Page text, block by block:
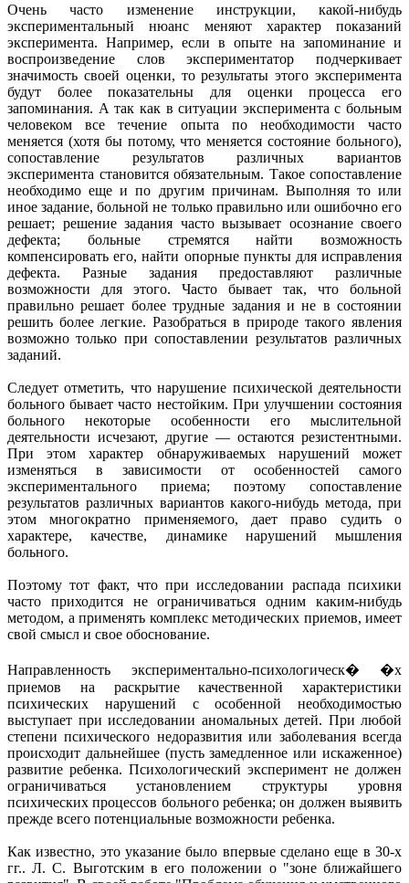
Очень часто изменение инструкции, какой-нибудь
экспериментальный нюанс меняют характер показаний
эксперимента. Например, если в опыте на запоминание и
воспроизведение слов экспериментатор подчеркивает
значимость своей оценки, то результаты этого эксперимента
будут более показательны для оценки процесса его
запоминания. А так как в ситуации эксперимента с больным
человеком все течение опыта по необходимости часто
меняется (хотя бы потому, что меняется состояние больного),
сопоставление результатов различных вариантов
эксперимента становится обязательным. Такое сопоставление
необходимо еще и по другим причинам. Выполняя то или
иное задание, больной не только правильно или ошибочно его
решает; решение задания часто вызывает осознание своего
дефекта; больные стремятся найти возможность
компенсировать его, найти опорные пункты для исправления
дефекта. Разные задания предоставляют различные
возможности для этого. Часто бывает так, что больной
правильно решает более трудные задания и не в состоянии
решить более легкие. Разобраться в природе такого явления
возможно только при сопоставлении результатов различных
заданий.
Следует отметить, что нарушение психической деятельности
больного бывает часто нестойким. При улучшении состояния
больного некоторые особенности его мыслительной
деятельности исчезают, другие — остаются резистентными.
При этом характер обнаруживаемых нарушений может
изменяться в зависимости от особенностей самого
экспериментального приема; поэтому сопоставление
результатов различных вариантов какого-нибудь метода, при
этом многократно применяемого, дает право судить о
характере, качестве, динамике нарушений мышления
больного.
Поэтому тот факт, что при исследовании распада психики
часто приходится не ограничиваться одним каким-нибудь
методом, а применять комплекс методических приемов, имеет
свой смысл и свое обоснование.
Направленность экспериментально-психологическ� �х
приемов на раскрытие качественной характеристики
психических нарушений с особенной необходимостью
выступает при исследовании аномальных детей. При любой
степени психического недоразвития или заболевания всегда
происходит дальнейшее (пусть замедленное или искаженное)
развитие ребенка. Психологический эксперимент не должен
ограничиваться установлением структуры уровня
психических процессов больного ребенка; он должен выявить
прежде всего потенциальные возможности ребенка.
Как известно, это указание было впервые сделано еще в 30-х
гг.. Л. С. Выготским в его положении о "зоне ближайшего